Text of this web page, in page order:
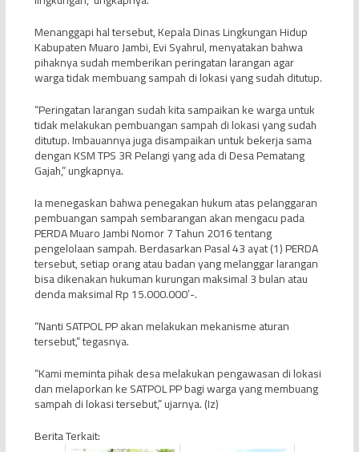
Menanggapi hal tersebut, Kepala Dinas Lingkungan Hidup
Kabupaten Muaro Jambi, Evi Syahrul, menyatakan bahwa
pihaknya sudah memberikan peringatan larangan agar
warga tidak membuang sampah di lokasi yang sudah ditutup.
“Peringatan larangan sudah kita sampaikan ke warga untuk
tidak melakukan pembuangan sampah di lokasi yang sudah
ditutup. Imbauannya juga disampaikan untuk bekerja sama
dengan KSM TPS 3R Pelangi yang ada di Desa Pematang
Gajah,” ungkapnya.
Ia menegaskan bahwa penegakan hukum atas pelanggaran
pembuangan sampah sembarangan akan mengacu pada
PERDA Muaro Jambi Nomor 7 Tahun 2016 tentang
pengelolaan sampah. Berdasarkan Pasal 43 ayat (1) PERDA
tersebut, setiap orang atau badan yang melanggar larangan
bisa dikenakan hukuman kurungan maksimal 3 bulan atau
denda maksimal Rp 15.000.000′-.
“Nanti SATPOL PP akan melakukan mekanisme aturan
tersebut,” tegasnya.
“Kami meminta pihak desa melakukan pengawasan di lokasi
dan melaporkan ke SATPOL PP bagi warga yang membuang
sampah di lokasi tersebut,” ujarnya. (Iz)
Berita Terkait: